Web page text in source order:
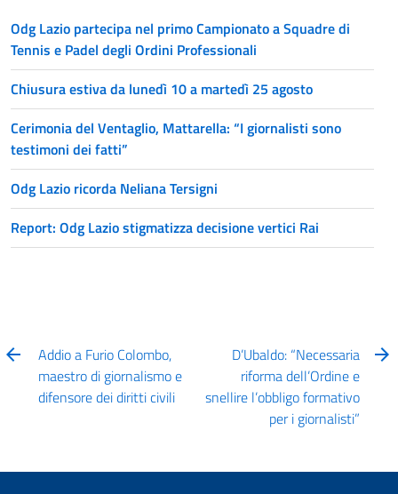
Odg Lazio partecipa nel primo Campionato a Squadre di
Tennis e Padel degli Ordini Professionali
Chiusura estiva da lunedì 10 a martedì 25 agosto
Cerimonia del Ventaglio, Mattarella: “I giornalisti sono
testimoni dei fatti”
Odg Lazio ricorda Neliana Tersigni
Report: Odg Lazio stigmatizza decisione vertici Rai
Addio a Furio Colombo,
maestro di giornalismo e
difensore dei diritti civili
D’Ubaldo: “Necessaria
riforma dell’Ordine e
snellire l’obbligo formativo
per i giornalisti”